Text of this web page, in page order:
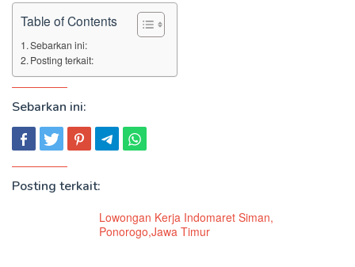
Table of Contents
Sebarkan ini:
Posting terkait:
Sebarkan ini:
Posting terkait:
Lowongan Kerja Indomaret Siman,
Ponorogo,Jawa Timur